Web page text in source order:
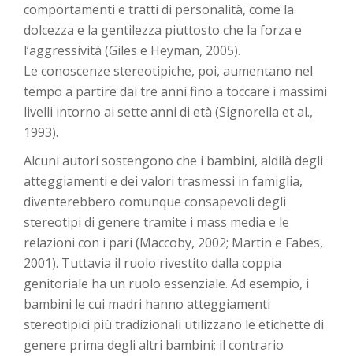
comportamenti e tratti di personalità, come la
dolcezza e la gentilezza piuttosto che la forza e
l’aggressività (Giles e Heyman, 2005).
Le conoscenze stereotipiche, poi, aumentano nel
tempo a partire dai tre anni fino a toccare i massimi
livelli intorno ai sette anni di età (Signorella et al.,
1993).
Alcuni autori sostengono che i bambini, aldilà degli
atteggiamenti e dei valori trasmessi in famiglia,
diventerebbero comunque consapevoli degli
stereotipi di genere tramite i mass media e le
relazioni con i pari (Maccoby, 2002; Martin e Fabes,
2001). Tuttavia il ruolo rivestito dalla coppia
genitoriale ha un ruolo essenziale. Ad esempio, i
bambini le cui madri hanno atteggiamenti
stereotipici più tradizionali utilizzano le etichette di
genere prima degli altri bambini; il contrario